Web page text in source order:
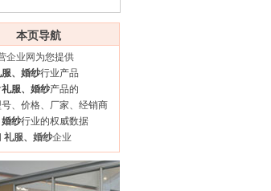
本页导航
企业网 为您提供
、婚纱行业产品
礼服、婚纱产品的
号、价格、厂家、经销商
纱行业的权威数据
礼服、婚纱企业